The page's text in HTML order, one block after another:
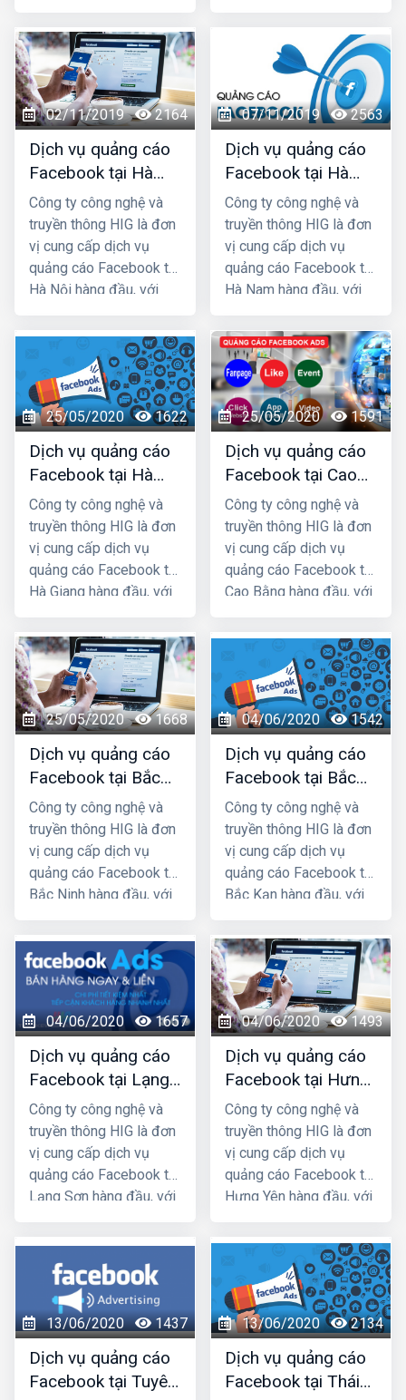
cho hàng trăm khách
hàng lớn nhỏ ở Quảng
Ninh và toàn quốc Việt
Nam, chúng tôi chắc
chắn sẽ giúp quý khách
phát triển kinh doanh
nhanh chóng.
chạy quảng cáo cho
hàng trăm khách hàng
lớn nhỏ ở Ninh Bình và
các tỉnh Miền Bắc,
chúng tôi chắc chắn sẽ
giúp quý khách phát
triển kinh doanh nhanh
chóng.
02/11/2019 2164
Dịch vụ quảng cáo
Facebook tại Hà
Nội giá rẻ, uy tín
Công ty công nghệ và
truyền thông HIG là đơn
vị cung cấp dịch vụ
quảng cáo Facebook tại
Hà Nội hàng đầu, với
chạy quảng cáo cho
hàng trăm khách hàng
lớn nhỏ ở Hà Nội và các
tỉnh Miền Bắc, chúng tôi
chắc chắn sẽ giúp quý
khách phát triển kinh
doanh nhanh chóng.
07/11/2019 2563
Dịch vụ quảng cáo
Facebook tại Hà
Nam giá rẻ, uy tín
Công ty công nghệ và
truyền thông HIG là đơn
vị cung cấp dịch vụ
quảng cáo Facebook tại
Hà Nam hàng đầu, với
chạy quảng cáo cho
hàng trăm khách hàng
lớn nhỏ ở Hà Nam và
các tỉnh Miền Bắc,
chúng tôi chắc chắn sẽ
giúp quý khách phát
triển kinh doanh nhanh
chóng.
25/05/2020 1622
Dịch vụ quảng cáo
Facebook tại Hà
Giang giá rẻ, uy tín
Công ty công nghệ và
truyền thông HIG là đơn
vị cung cấp dịch vụ
quảng cáo Facebook tại
Hà Giang hàng đầu, với
chạy quảng cáo cho
hàng trăm khách hàng
lớn nhỏ ở Hà Nam và
các tỉnh Miền Bắc,
chúng tôi chắc chắn sẽ
giúp quý khách phát
triển kinh doanh nhanh
chóng.
25/05/2020 1591
Dịch vụ quảng cáo
Facebook tại Cao
Bằng giá rẻ, uy tín
Công ty công nghệ và
truyền thông HIG là đơn
vị cung cấp dịch vụ
quảng cáo Facebook tại
Cao Bằng hàng đầu, với
chạy quảng cáo cho
hàng trăm khách hàng
lớn nhỏ ở Hà Nội và các
tỉnh Miền Bắc, chúng tôi
chắc chắn sẽ giúp quý
khách phát triển kinh
doanh nhanh chóng.
25/05/2020 1668
Dịch vụ quảng cáo
Facebook tại Bắc
Ninh giá rẻ, uy tín
Công ty công nghệ và
truyền thông HIG là đơn
vị cung cấp dịch vụ
quảng cáo Facebook tại
Bắc Ninh hàng đầu, với
chạy quảng cáo cho
hàng trăm khách hàng
lớn nhỏ ở Hà Nội và các
tỉnh Miền Bắc, chúng tôi
chắc chắn sẽ giúp quý
khách phát triển kinh
doanh nhanh chóng.
04/06/2020 1542
Dịch vụ quảng cáo
Facebook tại Bắc
Kạn giá rẻ, uy tín
Công ty công nghệ và
truyền thông HIG là đơn
vị cung cấp dịch vụ
quảng cáo Facebook tại
Bắc Kạn hàng đầu, với
chạy quảng cáo cho
hàng trăm khách hàng
lớn nhỏ ở Hà Nội và các
tỉnh Miền Bắc, chúng tôi
chắc chắn sẽ giúp quý
khách phát triển kinh
doanh nhanh chóng.
04/06/2020 1657
Dịch vụ quảng cáo
Facebook tại Lạng
Sơn giá rẻ, uy tín
Công ty công nghệ và
truyền thông HIG là đơn
vị cung cấp dịch vụ
quảng cáo Facebook tại
Lạng Sơn hàng đầu, với
hàng trăm khách hàng
lớn nhỏ ở Hà Nội và các
tỉnh Miền Bắc, chúng tôi
chắc chắn sẽ giúp quý
khách phát triển kinh
doanh nhanh chóng.
04/06/2020 1493
Dịch vụ quảng cáo
Facebook tại Hưng
Yên giá rẻ, uy tín
Công ty công nghệ và
truyền thông HIG là đơn
vị cung cấp dịch vụ
quảng cáo Facebook tại
Hưng Yên hàng đầu, với
chạy quảng cáo cho
hàng trăm khách hàng
lớn nhỏ ở Hà Nội và các
tỉnh Miền Bắc, chúng tôi
chắc chắn sẽ giúp quý
khách phát triển kinh
doanh nhanh chóng.
13/06/2020 1437
Dịch vụ quảng cáo
Facebook tại Tuyên
13/06/2020 2134
Dịch vụ quảng cáo
Facebook tại Thái